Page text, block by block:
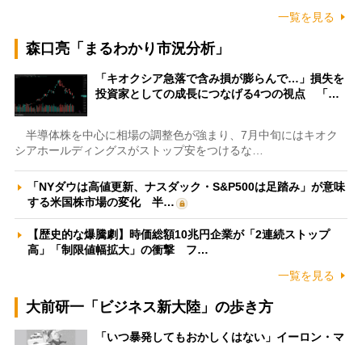
一覧を見る
森口亮「まるわかり市況分析」
「キオクシア急落で含み損が膨らんで…」損失を
投資家としての成長につなげる4つの視点 「…
半導体株を中心に相場の調整色が強まり、7月中旬にはキオク
シアホールディングスがストップ安をつけるな…
「NYダウは高値更新、ナスダック・S&P500は足踏み」が意味
する米国株市場の変化 半…
【歴史的な爆騰劇】時価総額10兆円企業が「2連続ストップ
高」「制限値幅拡大」の衝撃 フ…
一覧を見る
大前研一「ビジネス新大陸」の歩き方
「いつ暴発してもおかしくはない」イーロン・マ